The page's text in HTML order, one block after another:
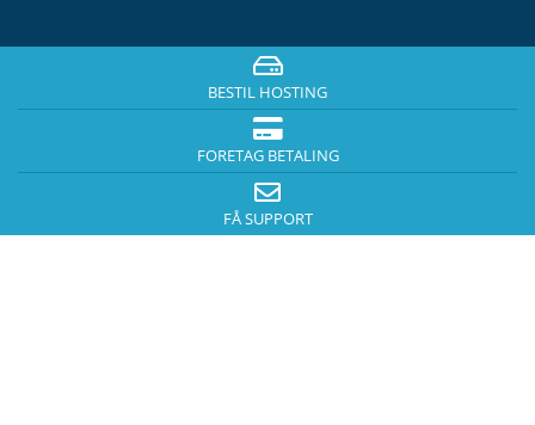
BESTIL HOSTING
FORETAG BETALING
FÅ SUPPORT